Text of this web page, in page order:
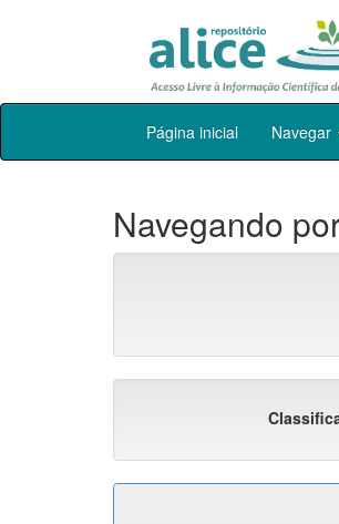
Skip
Página inicial Navegar
Navegando